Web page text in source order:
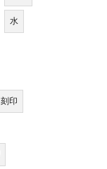
水
刻印